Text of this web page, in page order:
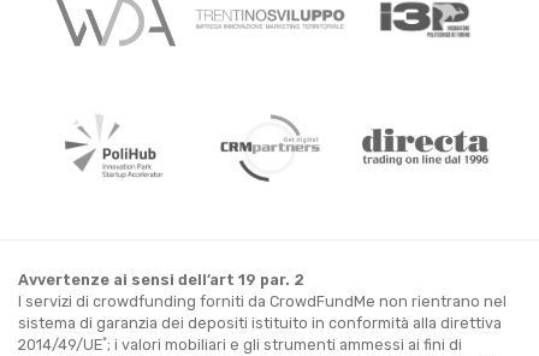
Avvertenze ai sensi dell’art 19 par. 2
I servizi di crowdfunding forniti da CrowdFundMe non rientrano nel
sistema di garanzia dei depositi istituito in conformità alla direttiva
2014/49/UE*; i valori mobiliari e gli strumenti ammessi ai fini di